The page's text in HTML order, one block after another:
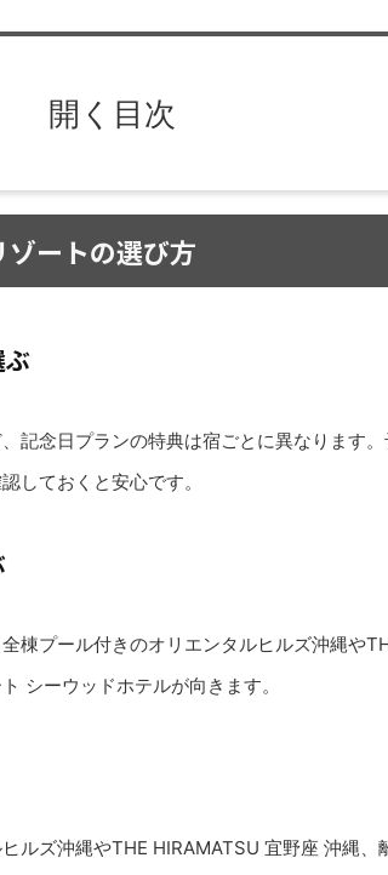
開く目次
ートの選び方
記念日プランの特典は宿ごとに異なります
しておくと安心です。
棟プール付きのオリエンタルヒルズ沖縄や
シーウッドホテルが向きます。
ルズ沖縄やTHE HIRAMATSU 宜野座 沖縄、